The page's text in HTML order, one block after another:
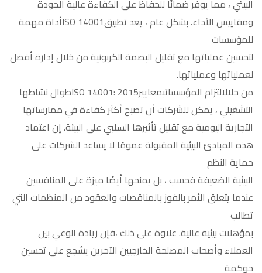
البيئي ، مما يوفر ضمانًا للحفاظ على الكفاءة عالية الجودة
ومقاييس الأداء. بشكل عام ، يعد تطبيقISO 14001أداة مهمة
للمؤسسات
لتحسين عملياتها مع تقليل البصمة الكربونية من خلال إدارة أفضل
لعملياتها وعملياتها.
من خلالالتزام المؤسساتبمعاييرISO 14001: 2015طوال نشاطها
التشغيلي ، يمكن للشركات أن تصبح أكثر كفاءة في ممارساتها
التجارية اليومية مع تقليل تأثيرها السلبي على البيئة. إن اعتماد
هذه المبادئ البيئية المقبولة عمومًا لا يساعد الشركات على
حماية النظم
البيئية الضعيفة فحسب ، بل يمنحها أيضًا ميزة على المنافسين
عندما يتعلق الأمر بالفوز بالمناقصات والعقود من المنظمات التي
تطالب
بمؤهلات بيئية عالية. علاوة على ذلك ،فإن زيادة الوعي بين
العملاء وأصحاب المصلحة الخارجيين الآخرين يشجع على تحسين
حوكمة